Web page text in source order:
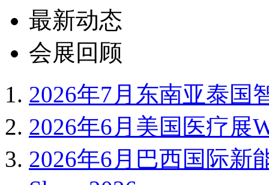
最新动态
会展回顾
2026年7月东南亚泰国
2026年6月美国医疗展
2026年6月巴西国际新